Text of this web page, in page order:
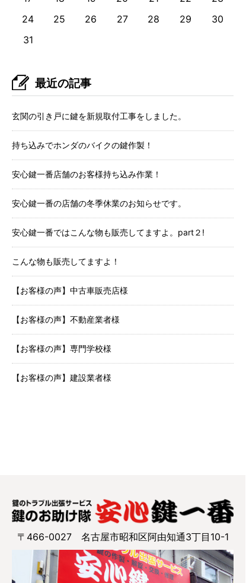
24
25 26 27 28 29
30
31
最近の記事
玄関の引き戸に鍵を新規取付工事をしました。
持ち込みでホンダのバイクの鍵作製！
安心鍵一番店舗のお客様持ち込み作業！
安心鍵一番の店舗の冬季休業のお知らせです。
安心鍵一番ではこんな物も販売してますよ。part２!
こんな物も販売してますよ！
【お客様の声】中古車販売店様
【お客様の声】不動産業者様
【お客様の声】専門学校様
【お客様の声】建設業者様
〒466-0027 名古屋市昭和区阿由知通3丁目10-1